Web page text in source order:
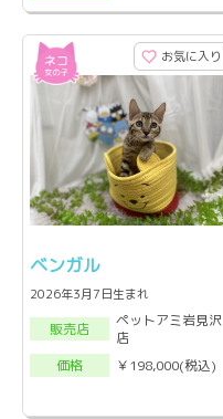
お気に入り
ベンガル
2026年3月7日生まれ
販売店
ペットアミ岩見沢
店
価格
￥198,000(税込)